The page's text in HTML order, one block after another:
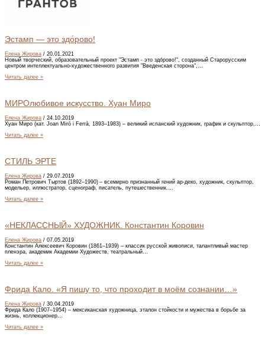
Эстамп — это здо́рово!
Елена Жирова / 20.01.2021
Новый творческий, образовательный проект "Эстамп - это здо́рово!", созданный Старорусским
центром интеллектуально-художественного развития "Введенская сторона",…
Читать далее »
МИРОлюбивое искусство. Хуан Миро
Елена Жирова / 24.10.2019
Хуан Миро (кат. Joan Miró i Ferrà, 1893–1983) – великий испанский художник, график и скульптор,…
Читать далее »
СТИЛЬ ЭРТЕ
Елена Жирова / 29.07.2019
Роман Петрович Тыртов (1892–1990) – всемирно признанный гений ар-деко, художник, скульптор,
модельер, иллюстратор, сценограф, писатель, путешественник.…
Читать далее »
«НЕКЛАССНЫЙ» ХУДОЖНИК. Константин Коровин
Елена Жирова / 07.05.2019
Константин Алексеевич Коровин (1861–1939) – классик русской живописи, талантливый мастер
пленэра, академик Академии Художеств, театральный…
Читать далее »
Фрида Кало. «Я пишу то, что проходит в моём сознании…»
Елена Жирова / 30.04.2019
Фрида Кало (1907–1954) – мексиканская художница, эталон стойкости и мужества в борьбе за
жизнь, коллекционер…
Читать далее »